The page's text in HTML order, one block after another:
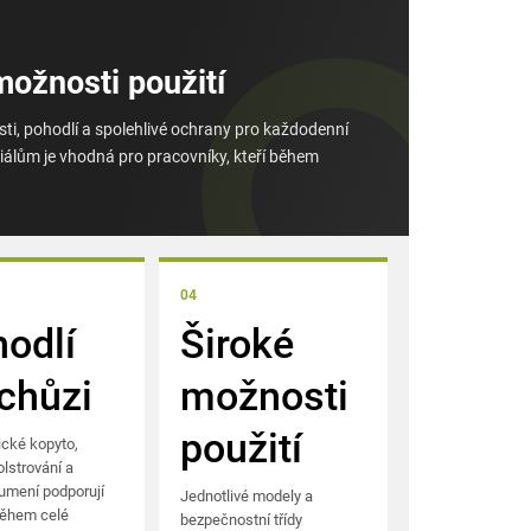
použití
pohodlí a spolehlivé ochrany pro každodenní
je vhodná pro pracovníky, kteří během
kopyto,
a
podporují
celé
04
Široké
možnosti
použití
Jednotlivé modely a
bezpečnostní třídy